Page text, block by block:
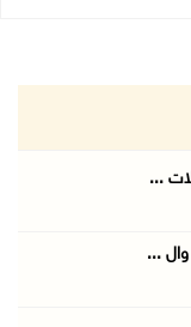
...